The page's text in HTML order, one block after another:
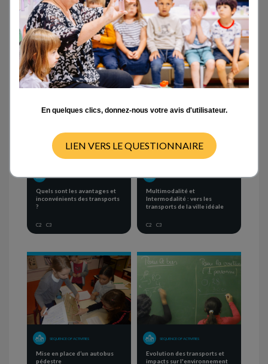
Activités en classe
- ANY - CYCLE 1 CYCLE 2 CYCLE 3 CYCLE 4
Quels sont les avantages et
inconvénients des transports
?
C2 C3
Multimodalité et
Intermodalité : vers les
transports de la ville idéale
C2 C3
SEQUENCE OF ACTIVITIES
Mise en place d’un autobus
pédestre
SEQUENCE OF ACTIVITIES
Evolution des transports et
impacts sur l'environnement
En quelques clics, donnez-nous votre avis d'utilisateur.
LIEN VERS LE QUESTIONNAIRE